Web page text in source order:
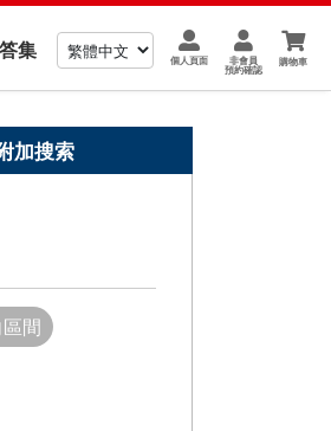
集 個人頁面 非會員
預約確認
購物車
加搜索
間